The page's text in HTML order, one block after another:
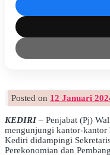
Posted on 12 Januari
KEDIRI– Penjabat (Pj)
mengunjungi kantor-kantor
Kediri didampingi
Perekonomian dan